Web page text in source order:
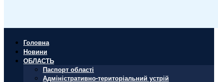
Головна
Новини
ОБЛАСТЬ
Паспорт області
Адміністративно-територіальний устрій